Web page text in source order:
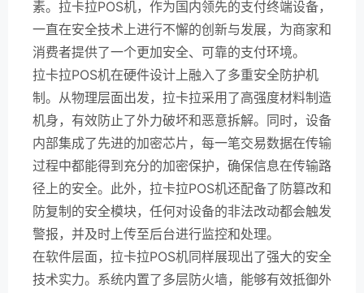
素。拉卡拉POS机，作为国内领先的支付终端设备，
一直在安全技术上进行不懈的创新与发展，为商家和
消费者提供了一个更加安全、可靠的支付环境。
拉卡拉POS机在硬件设计上融入了多重安全防护机
制。从物理层面出发，拉卡拉采用了高强度材料制造
机身，有效防止了外力破坏和恶意拆解。同时，设备
内部集成了先进的加密芯片，每一笔交易数据在传输
过程中都能得到充分的加密保护，确保信息在传输路
径上的安全。此外，拉卡拉POS机还配备了防篡改和
防复制的安全模块，任何对设备的非法改动都会触发
警报，并及时上传至后台进行监控和处理。
在软件层面，拉卡拉POS机同样展现出了强大的安全
技术实力。系统内置了多层防火墙，能够有效抵御外